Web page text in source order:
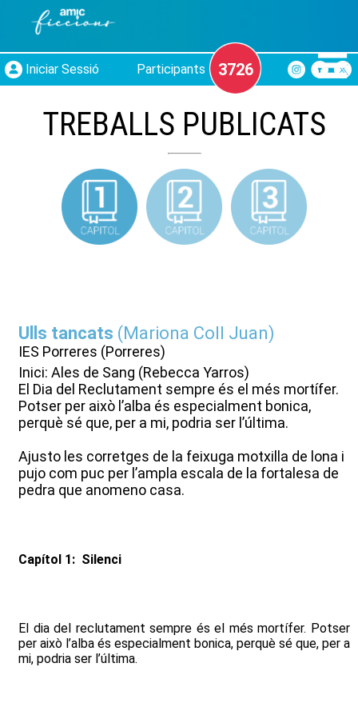
Iniciar Sessió Participants 3726
TREBALLS PUBLICATS
Ulls tancats (Mariona Coll Juan)
IES Porreres (Porreres)
Inici: Ales de Sang (Rebecca Yarros)
El Dia del Reclutament sempre és el més mortífer.
Potser per això l’alba és especialment bonica,
perquè sé que, per a mi, podria ser l’última.
Ajusto les corretges de la feixuga motxilla de lona i
pujo com puc per l’ampla escala de la fortalesa de
pedra que anomeno casa.
Capítol 1: Silenci
El dia del reclutament sempre és el més mortífer. Potser
per això l’alba és especialment bonica, perquè sé que, per a
mi, podria ser l’última.